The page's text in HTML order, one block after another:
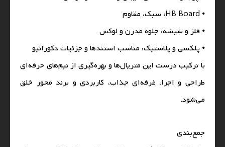
⦁ HB Board: سبک، مقاوم
⦁ فلز و شیشه: جلوه مدرن و لوکس
⦁ پلکسی و پلاستیک: مناسب استندها و جزئیات دکوراتیو
با ترکیب درست این متریال‌ها و بهره‌گیری از تیم‌های حرفه‌ای
طراحی و اجرا، غرفه‌ای جذاب، کاربردی و برند محور خلق
می‌شود.
جمع‌بندی